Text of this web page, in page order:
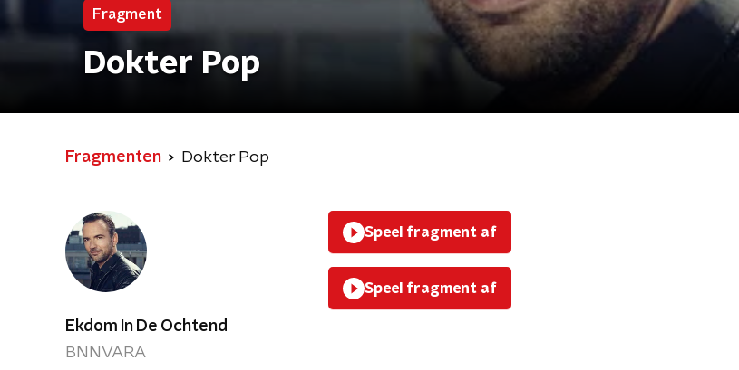
Fragment
Dokter Pop
Fragmenten Dokter Pop
Ekdom In De Ochtend
BNNVARA
Speel fragment af
Speel fragment af